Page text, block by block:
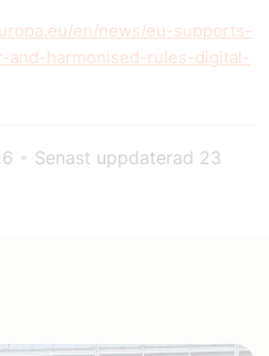
en/news/eu-supports-
and-harmonised-rules-digital-
• Senast uppdaterad 23